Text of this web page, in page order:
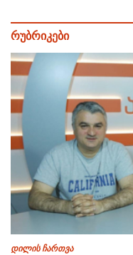
რუბრიკები
დილის ჩართვა